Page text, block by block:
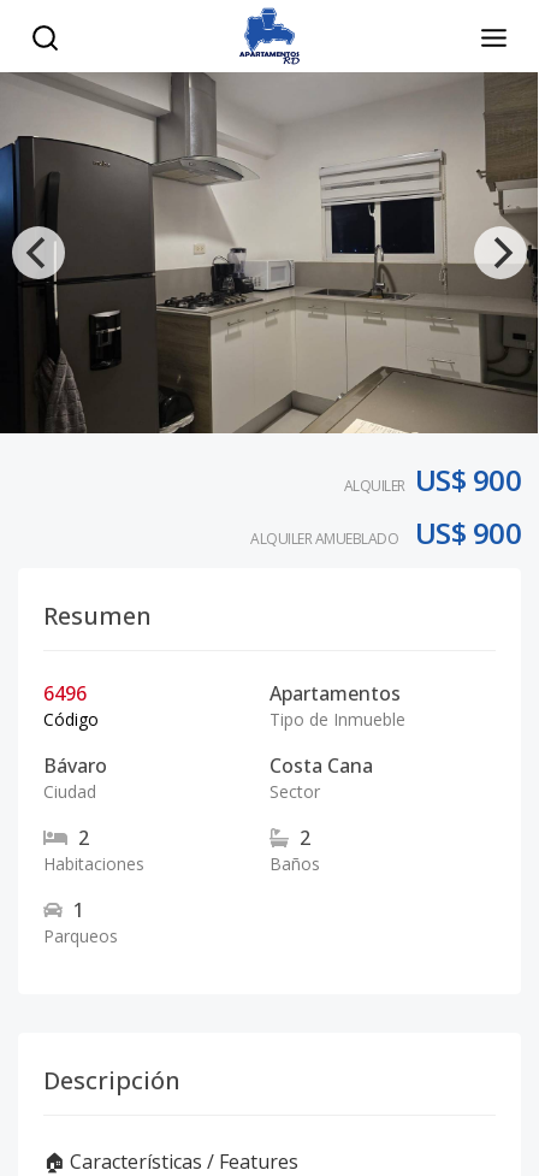
ALQUILER US$ 900
ALQUILER AMUEBLADO US$ 900
Resumen
6496
Código
Apartamentos
Tipo de Inmueble
Bávaro
Ciudad
Costa Cana
Sector
2
Habitaciones
2
Baños
1
Parqueos
Descripción
🏠 Características / Features